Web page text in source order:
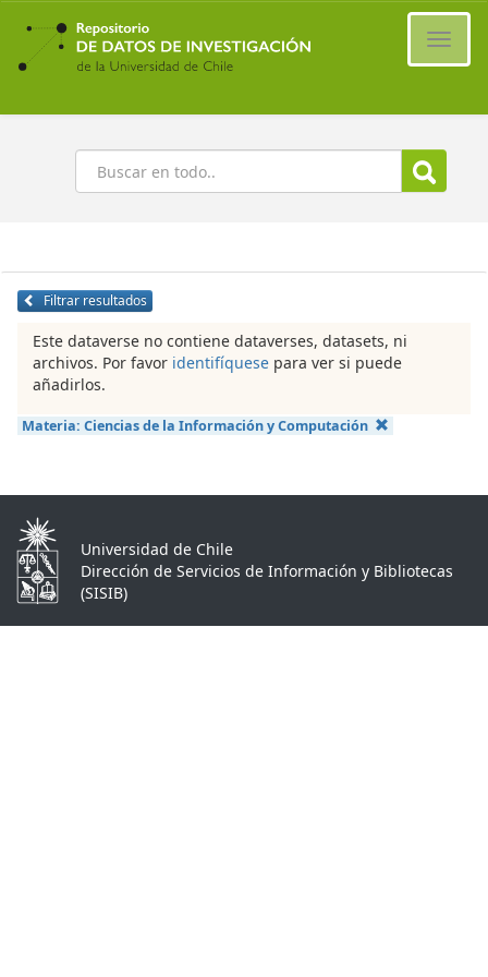
Ir
contenido
principal
Buscar
Filtrar resultados
Este dataverse no contiene dataverses, datasets, ni
archivos. Por favor identifíquese para ver si puede
añadirlos.
Materia: Ciencias de la Información y Computación
Universidad de Chile
Dirección de Servicios de Información y Bibliotecas
(SISIB)